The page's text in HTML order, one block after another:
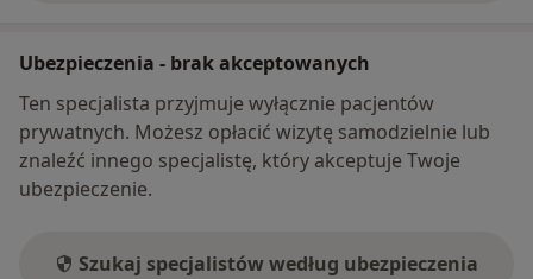
Ubezpieczenia - brak akceptowanych
Ten specjalista przyjmuje wyłącznie pacjentów
prywatnych. Możesz opłacić wizytę samodzielnie lub
znaleźć innego specjalistę, który akceptuje Twoje
ubezpieczenie.
Szukaj specjalistów według ubezpieczenia